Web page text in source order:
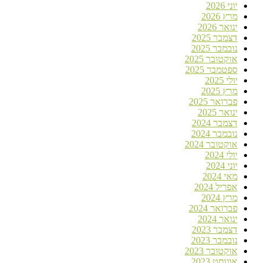
יוני 2026
מרץ 2026
ינואר 2026
דצמבר 2025
נובמבר 2025
אוקטובר 2025
ספטמבר 2025
יולי 2025
מרץ 2025
פברואר 2025
ינואר 2025
דצמבר 2024
נובמבר 2024
אוקטובר 2024
יולי 2024
יוני 2024
מאי 2024
אפריל 2024
מרץ 2024
פברואר 2024
ינואר 2024
דצמבר 2023
נובמבר 2023
אוקטובר 2023